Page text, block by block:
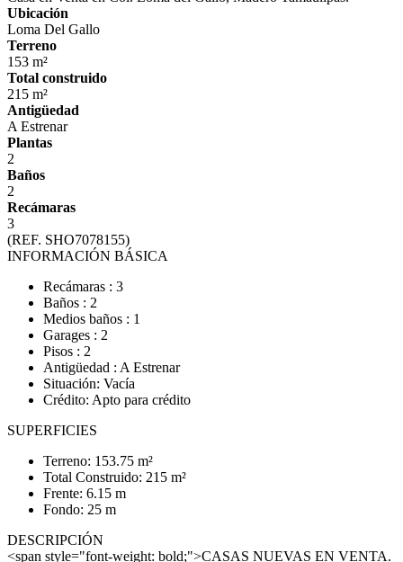
Ubicación
Loma Del Gallo
Terreno
153 m²
Total construido
215 m²
Antigüedad
A Estrenar
Plantas
2
Baños
2
Recámaras
3
(REF. SHO7078155)
INFORMACIÓN BÁSICA
Recámaras : 3
Baños : 2
Medios baños : 1
Garages : 2
Pisos : 2
Antigüedad : A Estrenar
Situación: Vacía
Crédito: Apto para crédito
SUPERFICIES
Terreno: 153.75 m²
Total Construido: 215 m²
Frente: 6.15 m
Fondo: 25 m
DESCRIPCIÓN
<span style="font-weight: bold;">CASAS NUEVAS EN VENTA.